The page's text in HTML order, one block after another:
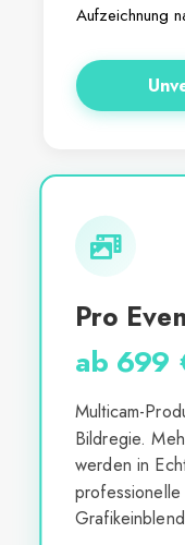
Aufzeichnung
Pro
ab 699
Multicam-
Bildregie.
werden in
professionelle